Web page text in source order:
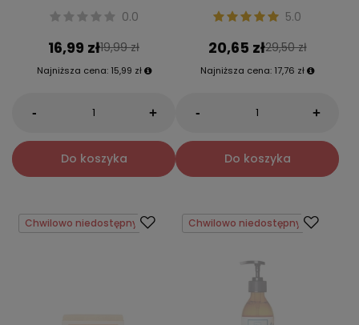
0.0
16,99 zł19,99 zł
Najniższa cena: 15,99 zł
- +
Do koszyka
5.0
20,65 zł29,50 zł
Najniższa cena: 17,76 zł
- +
Do koszyka
Chwilowo niedostępny Chwilowo niedostępny